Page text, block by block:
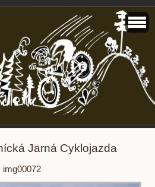
Jarná Cyklojazda
img00072